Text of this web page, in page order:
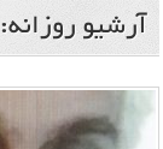
آرشیو روزانه: